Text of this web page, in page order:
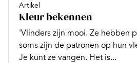
Artikel
Kleur bekennen
'Vlinders zijn mooi. Ze hebben
soms zijn de patronen op hun
Je kunt ze vangen. Het is...